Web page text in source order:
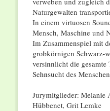
Naturgewalten
In einem virtuosen
Mensch, Maschine und
Im Zusammenspiel mit
grobkörnigen Schwarz-
versinnlicht die gesamte
Sehnsucht des
Jurymitglieder: Melanie
Hübbenet, Grit Lemke